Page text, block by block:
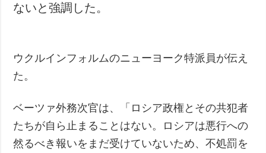
ないと強調した。
ウクルインフォルムのニューヨーク特派員が伝え
た。
ベーツァ外務次官は、「ロシア政権とその共犯者
たちが自ら止まることはない。ロシアは悪行への
然るべき報いをまだ受けていないため、不処罰を